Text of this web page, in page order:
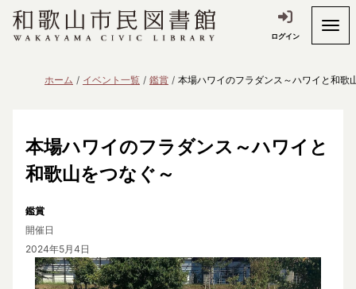
ログイン
ホーム イベント一覧 鑑賞 本場ハワイのフラダンス～ハワイと和歌
本場ハワイのフラダンス～ハワイと
和歌山をつなぐ～
鑑賞
開催日
2024年5月4日